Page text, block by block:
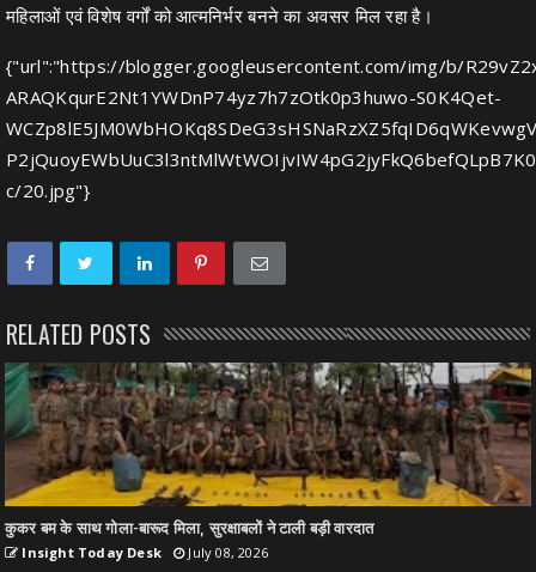
महिलाओं एवं विशेष वर्गों को आत्मनिर्भर बनने का अवसर मिल रहा है।
{"url":"https://blogger.googleusercontent.com/img/b/
ARAQKqurE2Nt1YWDnP74yz7h7zOtk0p3huwo-S0K4Qet-
c/20.jpg"}
RELATED POSTS
कुकर बम के साथ गोला-बारूद मिला, सुरक्षाबलों ने टाली बड़ी वारदात
Insight Today Desk July 08, 2026